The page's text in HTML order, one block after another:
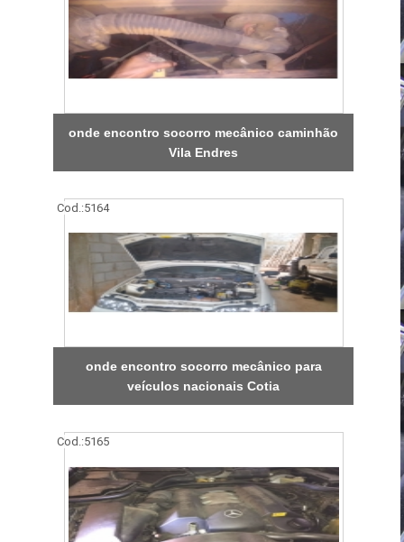
onde encontro socorro mecânico caminhão
Vila Endres
Cod.:5164
onde encontro socorro mecânico para
veículos nacionais Cotia
Cod.:5165